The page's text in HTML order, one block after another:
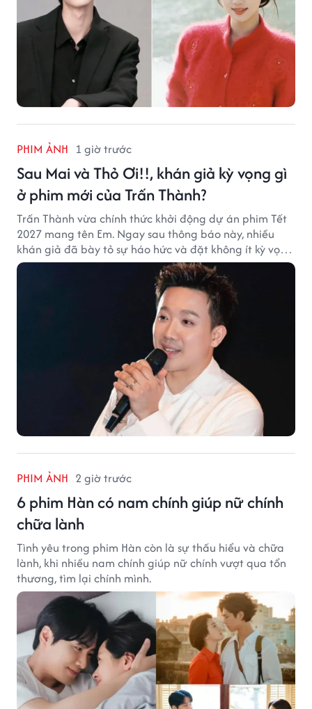
PHIM ẢNH 1 giờ trước
Sau Mai và Thỏ Ơi!!, khán giả kỳ vọng gì
ở phim mới của Trấn Thành?
Trấn Thành vừa chính thức khởi động dự án phim Tết
2027 mang tên Em. Ngay sau thông báo này, nhiều
khán giả đã bày tỏ sự háo hức và đặt không ít kỳ vọng
vào bộ phim mới của Trấn Thành.
PHIM ẢNH 2 giờ trước
6 phim Hàn có nam chính giúp nữ chính
chữa lành
Tình yêu trong phim Hàn còn là sự thấu hiểu và chữa
lành, khi nhiều nam chính giúp nữ chính vượt qua tổn
thương, tìm lại chính mình.